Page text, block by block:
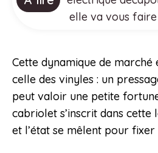
elle va vous
Cette dynamique de
celle des vinyles : un
peut valoir une petite
cabriolet s’inscrit dans cette
et l’état se mêlent pour fixer